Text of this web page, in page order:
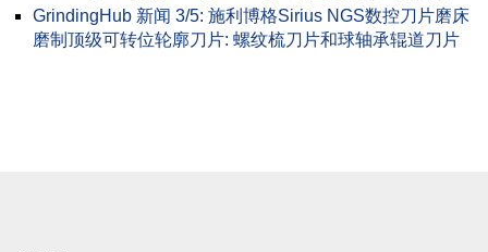
GrindingHub 新闻 3/5: 施利博格Sirius NGS数控刀片磨床
磨制顶级可转位轮廓刀片: 螺纹梳刀片和球轴承辊道刀片